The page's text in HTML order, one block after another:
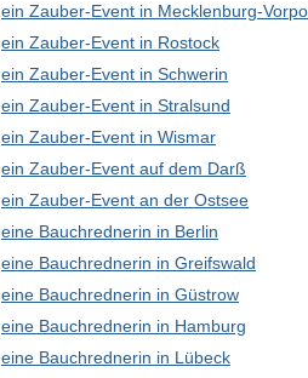
ein Zauber-Event in Mecklenburg-
ein Zauber-Event in Rostock
ein Zauber-Event in Schwerin
ein Zauber-Event in Stralsund
ein Zauber-Event in Wismar
ein Zauber-Event auf dem Darß
ein Zauber-Event an der Ostsee
eine Bauchrednerin in Berlin
eine Bauchrednerin in Greifswald
eine Bauchrednerin in Güstrow
eine Bauchrednerin in Hamburg
eine Bauchrednerin in Lübeck